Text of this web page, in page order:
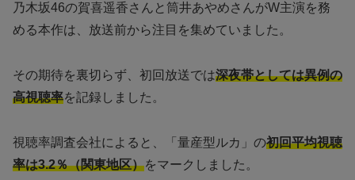
乃木坂46の賀喜遥香さんと筒井あやめさんがW主演を務
める本作は、放送前から注目を集めていました。
その期待を裏切らず、初回放送では深夜帯としては異例の
高視聴率を記録しました。
視聴率調査会社によると、「量産型ルカ」の初回平均視聴
率は3.2％（関東地区）をマークしました。